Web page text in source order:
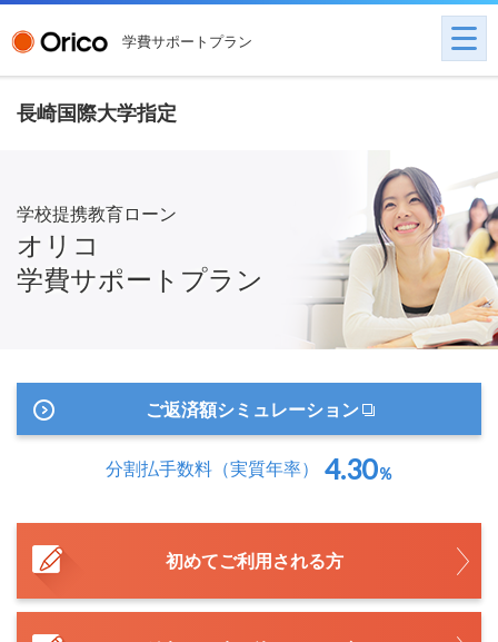
学費サポートプラン
長崎国際大学指定
学校提携教育ローン
オリコ
学費サポートプラン
ご返済額シミュレーション
分割払手数料（実質年率） 4.30％
初めてご利用される方